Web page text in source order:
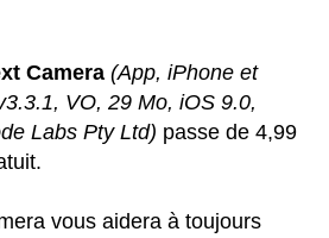
Camera (App, iPhone et
VO, 29 Mo, iOS 9.0,
Labs Pty Ltd) passe de 4,99
vous aidera à toujours